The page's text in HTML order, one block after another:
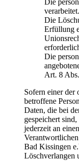
Die
verarbeitet.
Die
Erfüllung
Die
Art. 8
Sofern einer der
betroffene
Daten, die bei
gespeichert
jederzeit an
Bad Kissingen
Löschverlangen